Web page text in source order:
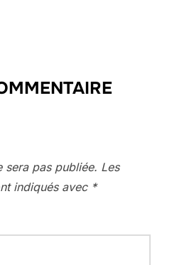
sera pas publiée. Les
indiqués avec *